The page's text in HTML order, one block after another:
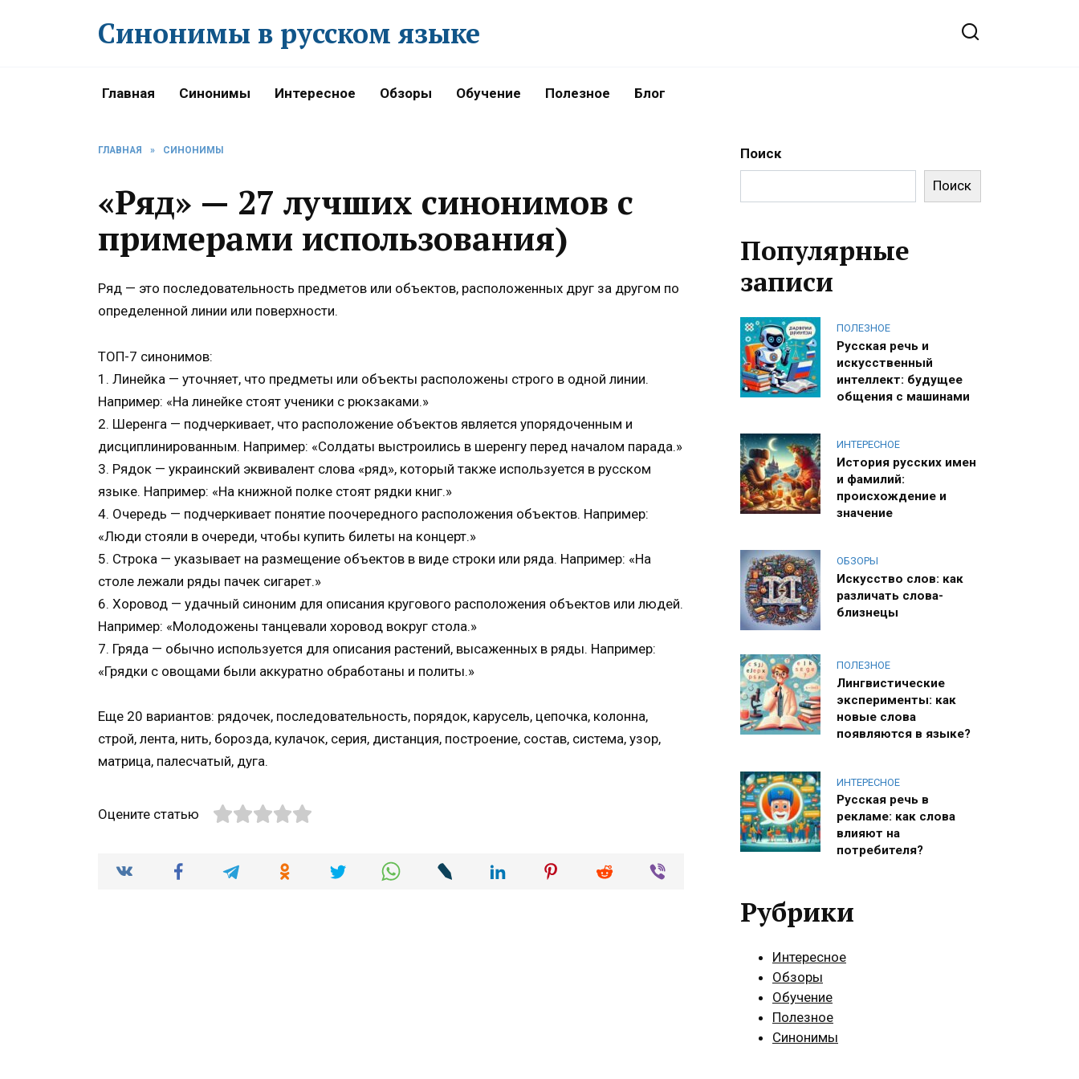
Синонимы в русском языке
Главная Синонимы Интересное Обзоры Обучение Полезное Блог
ГЛАВНАЯ » СИНОНИМЫ
«Ряд» — 27 лучших синонимов с
примерами использования)
Ряд — это последовательность предметов или объектов, расположенных друг за другом по
определенной линии или поверхности.
ТОП-7 синонимов:
1. Линейка — уточняет, что предметы или объекты расположены строго в одной линии.
Например: «На линейке стоят ученики с рюкзаками.»
2. Шеренга — подчеркивает, что расположение объектов является упорядоченным и
дисциплинированным. Например: «Солдаты выстроились в шеренгу перед началом парада.»
3. Рядок — украинский эквивалент слова «ряд», который также используется в русском
языке. Например: «На книжной полке стоят рядки книг.»
4. Очередь — подчеркивает понятие поочередного расположения объектов. Например:
«Люди стояли в очереди, чтобы купить билеты на концерт.»
5. Строка — указывает на размещение объектов в виде строки или ряда. Например: «На
столе лежали ряды пачек сигарет.»
6. Хоровод — удачный синоним для описания кругового расположения объектов или людей.
Например: «Молодожены танцевали хоровод вокруг стола.»
7. Гряда — обычно используется для описания растений, высаженных в ряды. Например:
«Грядки с овощами были аккуратно обработаны и политы.»
Еще 20 вариантов: рядочек, последовательность, порядок, карусель, цепочка, колонна,
строй, лента, нить, борозда, кулачок, серия, дистанция, построение, состав, система, узор,
матрица, палесчатый, дуга.
Оцените статью
Поиск
Поиск
Популярные
записи
ПОЛЕЗНОЕ
Русская речь и
искусственный
интеллект: будущее
общения с машинами
ИНТЕРЕСНОЕ
История русских имен
и фамилий:
происхождение и
значение
ОБЗОРЫ
Искусство слов: как
различать слова-
близнецы
ПОЛЕЗНОЕ
Лингвистические
эксперименты: как
новые слова
появляются в языке?
ИНТЕРЕСНОЕ
Русская речь в
рекламе: как слова
влияют на
потребителя?
Рубрики
Интересное
Обзоры
Обучение
Полезное
Синонимы